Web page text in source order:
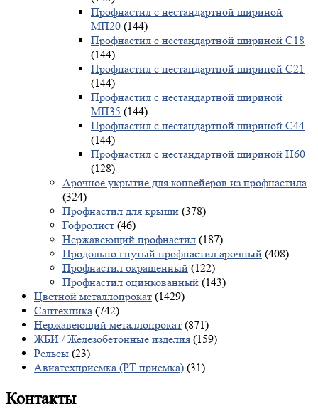
Профнастил с нестандартной шириной
МП20 (144)
Профнастил с нестандартной шириной С18
(144)
Профнастил с нестандартной шириной С21
(144)
Профнастил с нестандартной шириной
МП35 (144)
Профнастил с нестандартной шириной С44
(144)
Профнастил с нестандартной шириной Н60
(128)
Арочное укрытие для конвейеров из профнастила
(324)
Профнастил для крыши (378)
Гофролист (46)
Нержавеющий профнастил (187)
Продольно гнутый профнастил арочный (408)
Профнастил окрашенный (122)
Профнастил оцинкованный (143)
Цветной металлопрокат (1429)
Сантехника (742)
Нержавеющий металлопрокат (871)
ЖБИ / Железобетонные изделия (159)
Рельсы (23)
Авиатехприемка (РТ приемка) (31)
Контакты